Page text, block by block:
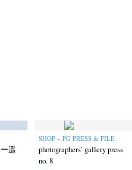
(42) Remembrance (43)
Workshop (5) Yu Shinoda
遥
SHOP – PG PRESS & FILE
photographers’ gallery press
no. 8